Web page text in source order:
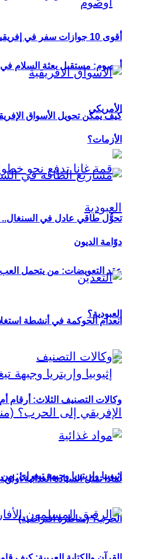
أوصوم: مستقبل بعثة السلام
الأمريكي
عقد التعويضات: من يتحمل
العبودية؟
إثيوبيا وإريتريا وجبهة تيغراي:
الحرب؟ (مناظرة افتراضية)
أقوى 10 جوازات سفر في إفريقيا لعام 2026
كيف يمكن تحويل الأسواق
الأزمات؟
تحوُّل طاقي عادل في السنغال..
دوّامة الديون
انعدام الحوكمة في أنشطة
وكالات التصنيف الثلاث: أرقام
لماذا تمثل السيادة الغذائية